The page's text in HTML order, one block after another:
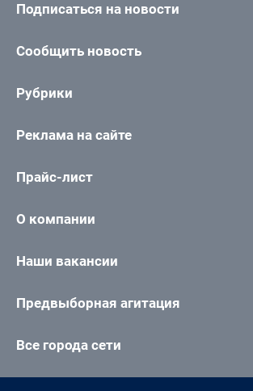
Подписаться на новости
Сообщить новость
Рубрики
Реклама на сайте
Прайс-лист
О компании
Наши вакансии
Предвыборная агитация
Все города сети